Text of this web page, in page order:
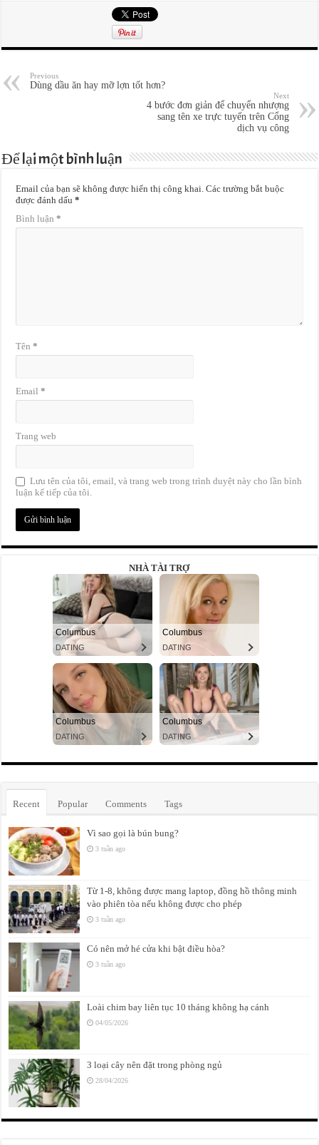
Previous
Dùng dầu ăn hay mỡ lợn tốt hơn?
Next
4 bước đơn giản để chuyển nhượng
sang tên xe trực tuyến trên Cổng
dịch vụ công
Để lại một bình luận
Email của bạn sẽ không được hiển thị công khai. Các trường bắt buộc
được đánh dấu*
Bình luận*
Tên*
Email*
Trang web
Lưu tên của tôi, email, và trang web trong trình duyệt này cho lần bình
luận kế tiếp của tôi.
NHÀ TÀI TRỢ
Recent Popular Comments Tags
Vì sao gọi là bún bung?
3 tuần ago
Từ 1-8, không được mang laptop, đồng hồ thông minh
vào phiên tòa nếu không được cho phép
3 tuần ago
Có nên mở hé cửa khi bật điều hòa?
3 tuần ago
Loài chim bay liên tục 10 tháng không hạ cánh
04/05/2026
3 loại cây nên đặt trong phòng ngủ
28/04/2026